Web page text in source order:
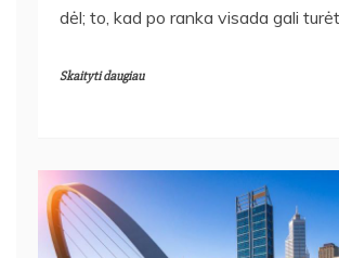
dėl; to, kad po ranka visada gali
Skaityti daugiau